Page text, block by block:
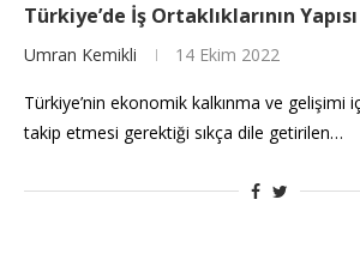
Türkiye’de İş Ortaklıklarının
Umran Kemikli 14 Ekim 2022
Türkiye’nin ekonomik kalkınma ve gelişimi
takip etmesi gerektiği sıkça dile getirilen…